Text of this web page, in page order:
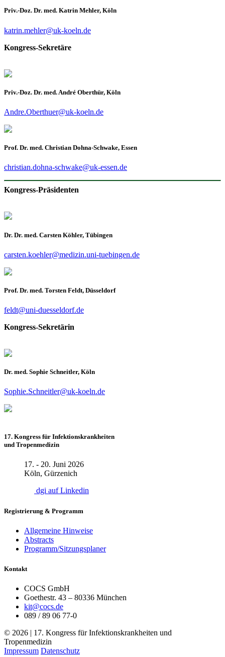
Priv.-Doz. Dr. med. Katrin Mehler, Köln
katrin.mehler@uk-koeln.de
Kongress-Sekretäre
Priv.-Doz. Dr. med. André Oberthür, Köln
Andre.Oberthuer@uk-koeln.de
Prof. Dr. med. Christian Dohna-Schwake, Essen
christian.dohna-schwake@uk-essen.de
Kongress-Präsidenten
Dr. Dr. med. Carsten Köhler, Tübingen
carsten.koehler@medizin.uni-tuebingen.de
Prof. Dr. med. Torsten Feldt, Düsseldorf
feldt@uni-duesseldorf.de
Kongress-Sekretärin
Dr. med. Sophie Schneitler, Köln
Sophie.Schneitler@uk-koeln.de
17. Kongress für Infektionskrankheiten
und Tropenmedizin
17. - 20. Juni 2026
Köln, Gürzenich
dgi auf Linkedin
Registrierung & Programm
Allgemeine Hinweise
Abstracts
Programm/Sitzungsplaner
Kontakt
COCS GmbH
Goethestr. 43 – 80336 München
kit@cocs.de
089 / 89 06 77-0
© 2026 | 17. Kongress für Infektionskrankheiten und
Tropenmedizin
Impressum Datenschutz